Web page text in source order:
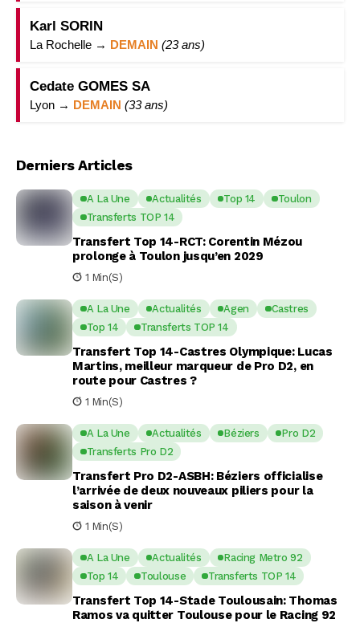
Karl SORIN
La Rochelle → DEMAIN (23 ans)
Cedate GOMES SA
Lyon → DEMAIN (33 ans)
Derniers Articles
A La Une Actualités Top 14
Toulon
Transferts TOP 14
Transfert Top 14-RCT: Corentin Mézou
prolonge à Toulon jusqu’en 2029
1 Min(s)
A La Une Actualités Agen
Castres
Top 14
Transferts TOP 14
Transfert Top 14-Castres Olympique: Lucas
Martins, meilleur marqueur de Pro D2, en
route pour Castres ?
1 Min(s)
A La Une Actualités Béziers
Pro D2
Transferts Pro D2
Transfert Pro D2-ASBH: Béziers officialise
l’arrivée de deux nouveaux piliers pour la
saison à venir
1 Min(s)
A La Une Actualités
Racing Metro 92
Top 14
Toulouse Transferts TOP 14
Transfert Top 14-Stade Toulousain: Thomas
Ramos va quitter Toulouse pour le Racing 92